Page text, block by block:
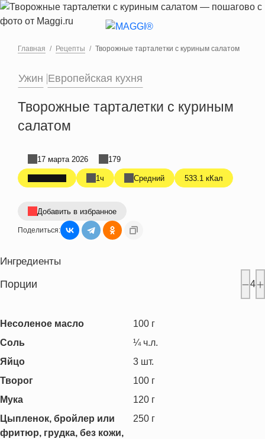
Перейти к основному содержанию
Главная Рецепты Творожные тарталетки с куриным салатом
Ужин Европейская кухня
Творожные тарталетки с куриным
салатом
1ч Средний 533.1 кКал
17 марта 2026 179
Добавить в избранное
Поделиться:
Ингредиенты
Порции 4
Несоленое масло 100 г
Соль
¼ ч.л.
Яйцо
3 шт.
Творог
100 г
Мука
120 г
Цыпленок, бройлер или
фритюр, грудка, без кожи,
250 г